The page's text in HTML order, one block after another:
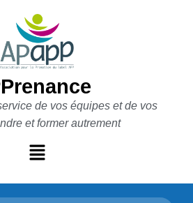
de vos équipes et de vos
et former autrement